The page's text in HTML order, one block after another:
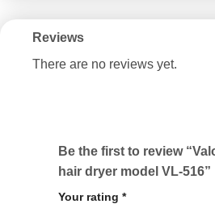
Reviews
There are no reviews yet.
Be the first to review
hair dryer model VL-516”
Your rating *